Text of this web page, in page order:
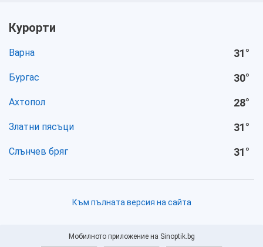
Курорти
Варна 31°
Бургас 30°
Ахтопол 28°
Златни пясъци 31°
Слънчев бряг 31°
Към пълната версия на сайта
Мобилното приложение на Sinoptik.bg